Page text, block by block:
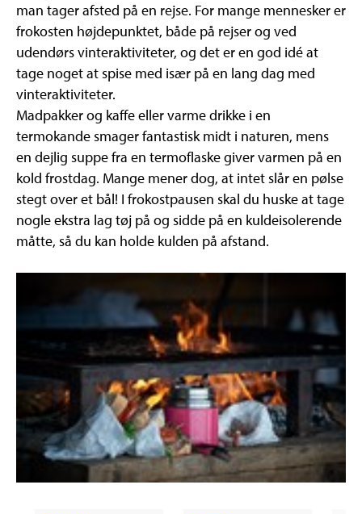
man tager afsted på en rejse. For mange mennesker er
frokosten højdepunktet, både på rejser og ved
udendørs vinteraktiviteter, og det er en god idé at
tage noget at spise med især på en lang dag med
vinteraktiviteter.
Madpakker og kaffe eller varme drikke i en
termokande smager fantastisk midt i naturen, mens
en dejlig suppe fra en termoflaske giver varmen på en
kold frostdag. Mange mener dog, at intet slår en pølse
stegt over et bål! I frokostpausen skal du huske at tage
nogle ekstra lag tøj på og sidde på en kuldeisolerende
måtte, så du kan holde kulden på afstand.